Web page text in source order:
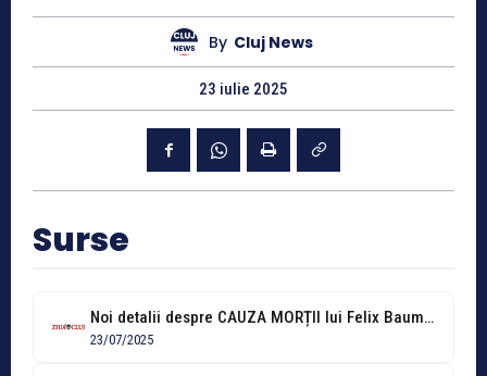
By Cluj News
23 iulie 2025
Surse
Noi detalii despre CAUZA MORȚII lui Felix Baumgartner / Procurorul cazului: ”Știm...
23/07/2025